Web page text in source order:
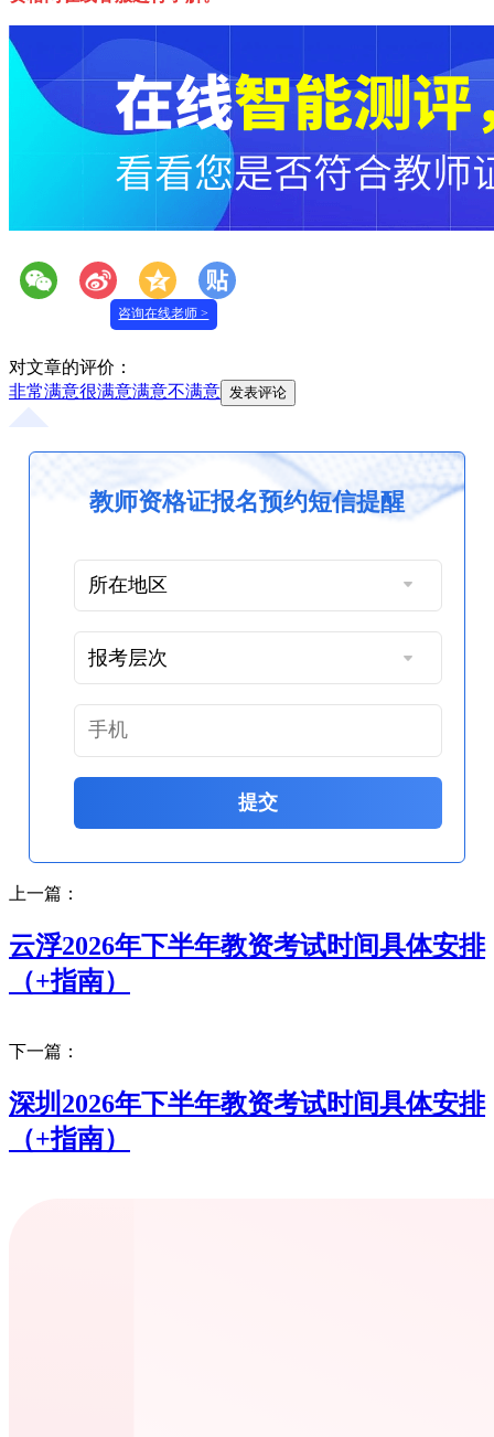
咨询在线老师 >
对文章的评价：
非常满意很满意满意不满意
教师资格证报名预约短信提醒
提交
上一篇：
云浮2026年下半年教资考试时间具体安排
（+指南）
下一篇：
深圳2026年下半年教资考试时间具体安排
（+指南）